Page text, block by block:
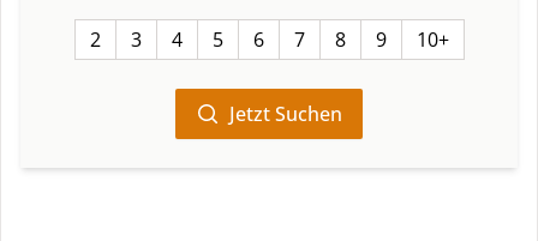
2 3 4 5 6 7 8 9 10+
Jetzt Suchen